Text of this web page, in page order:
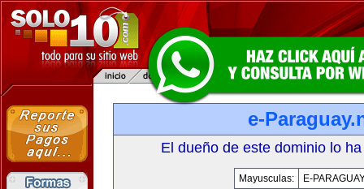
e-
El dueño de este dominio lo
Mayusculas:
E-